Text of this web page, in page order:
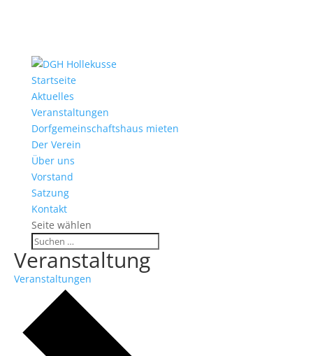
Startseite
Aktuelles
Veranstaltungen
Dorfgemeinschaftshaus mieten
Der Verein
Über uns
Vorstand
Satzung
Kontakt
Seite wählen
Veranstaltung
Veranstaltungen